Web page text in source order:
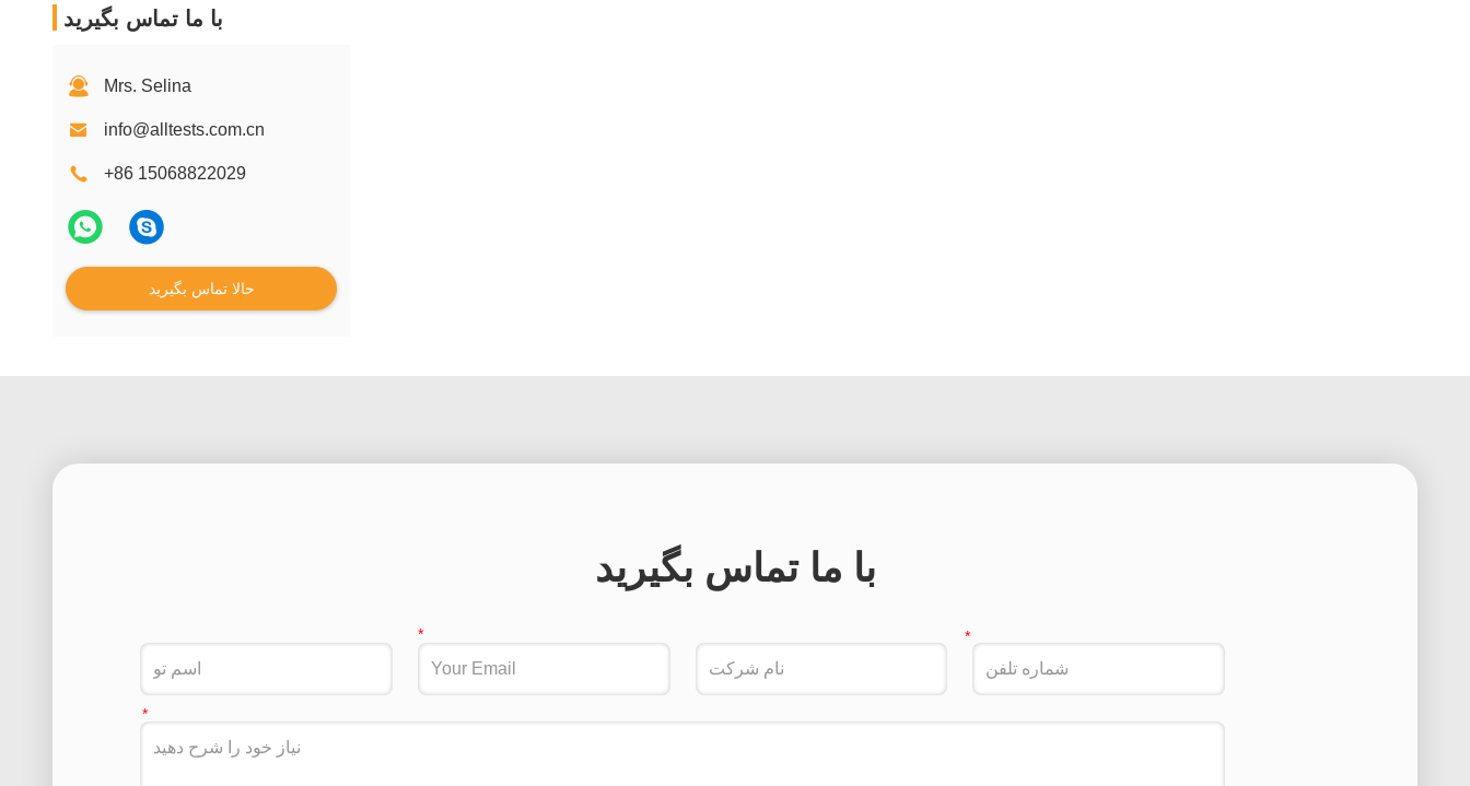
با ما تماس بگیرید
Mrs. Selina
info@alltests.com.cn
+86 15068822029
حالا تماس بگیرید
با ما تماس بگیرید